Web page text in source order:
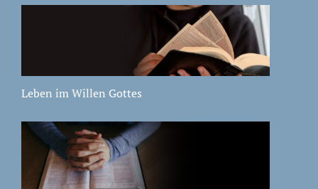
Leben im Willen Gottes